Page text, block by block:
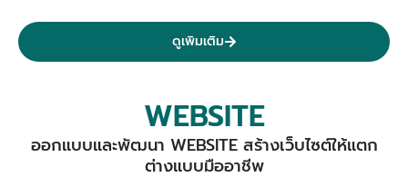
ดูเพิมเติม
WEBSITE
ออกแบบและพัฒนา WEBSITE สร้างเว็บไซต์ให้แตก
ต่างแบบมืออาชีพ